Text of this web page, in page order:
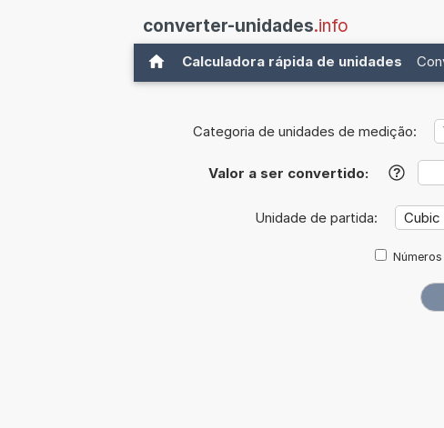
converter-unidades.info
Calculadora rápida de unidades
Categoria de unidades de medição:
Valor a ser convertido: ?
Unidade de partida: